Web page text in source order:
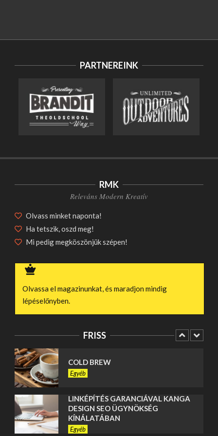
Releváns Modern Kreatív
Ha tetszik, oszd meg!
Mi pedig megköszönjük szépen!
lépéselőnyben.
HANGULAT MEDITERRÁN
Szórakozás
KÍNÁLATÁBAN
Egyéb
VAGY ÖSSZEFOGÁS? – HUNYADI
TÁRSASJÁTÉK
Egyéb
DESIGN SEO ÜGYNÖKSÉG
KÍNÁLATÁBAN
Egyéb